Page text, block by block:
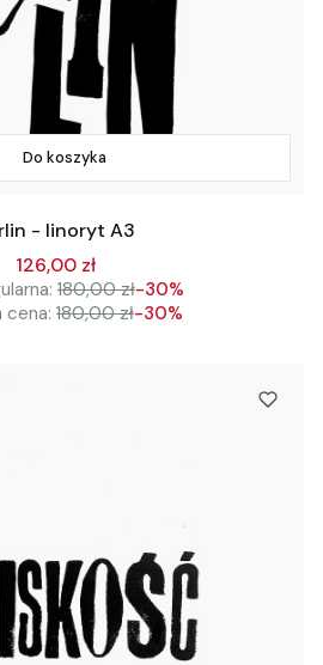
Do koszyka
- linoryt A3
126,00 zł
180,00 zł-30%
cena: 180,00 zł-30%